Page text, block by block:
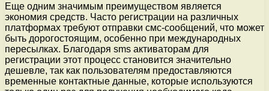
Еще одним значимым преимуществом является
экономия средств. Часто регистрации на различных
платформах требуют отправки смс-сообщений, что может
быть дорогостоящим, особенно при международных
пересылках. Благодаря sms активаторам для
регистрации этот процесс становится значительно
дешевле, так как пользователям предоставляются
временные контактные данные, которые используются